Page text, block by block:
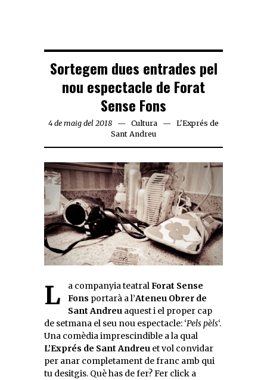
Sortegem dues entrades pel
nou espectacle de Forat
Sense Fons
4 de maig del 2018 Cultura
L'Exprés de
Sant Andreu
La companyia teatralForat Sense
Fons portarà a l’Ateneu Obrer de
Sant Andreu aquest i el proper cap
de setmana el seu nou espectacle: ‘Pels pèls‘.
Una comèdia imprescindible a la qual
L’Exprés de Sant Andreu et vol convidar
per anar completament de franc amb qui
tu desitgis. Què has de fer? Fer click a